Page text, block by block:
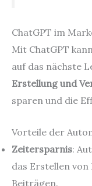
ChatGPT im
Mit ChatGPT
auf das nächste
Erstellung und
sparen und die
Vorteile der
Zeitersparnis:
das Erstellen
Beiträgen.